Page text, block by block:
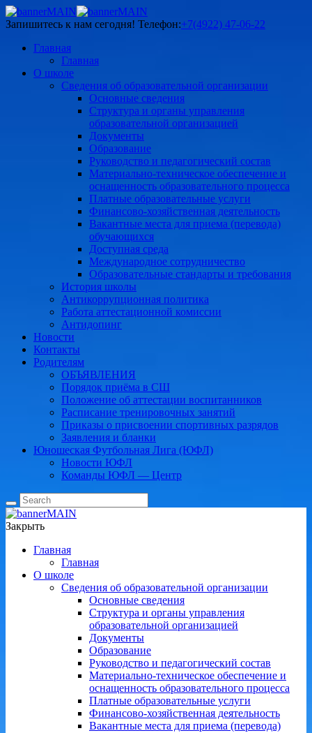
Запишитесь к нам сегодня! Телефон:+7(4922) 47-06-22
Главная
Главная
О школе
Сведения об образовательной организации
Основные сведения
Структура и органы управления
образовательной организацией
Документы
Образование
Руководство и педагогический состав
Материально-техническое обеспечение и
оснащенность образовательного процесса
Платные образовательные услуги
Финансово-хозяйственная деятельность
Вакантные места для приема (перевода)
обучающихся
Доступная среда
Международное сотрудничество
Образовательные стандарты и требования
История школы
Антикоррупционная политика
Работа аттестационной комиссии
Антидопинг
Новости
Контакты
Родителям
ОБЪЯВЛЕНИЯ
Порядок приёма в СШ
Положение об аттестации воспитанников
Расписание тренировочных занятий
Приказы о присвоении спортивных разрядов
Заявления и бланки
Юношеская Футбольная Лига (ЮФЛ)
Новости ЮФЛ
Команды ЮФЛ — Центр
Закрыть
Главная
Главная
О школе
Сведения об образовательной организации
Основные сведения
Структура и органы управления
образовательной организацией
Документы
Образование
Руководство и педагогический состав
Материально-техническое обеспечение и
оснащенность образовательного процесса
Платные образовательные услуги
Финансово-хозяйственная деятельность
Вакантные места для приема (перевода)